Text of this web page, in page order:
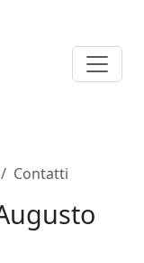
Contatti